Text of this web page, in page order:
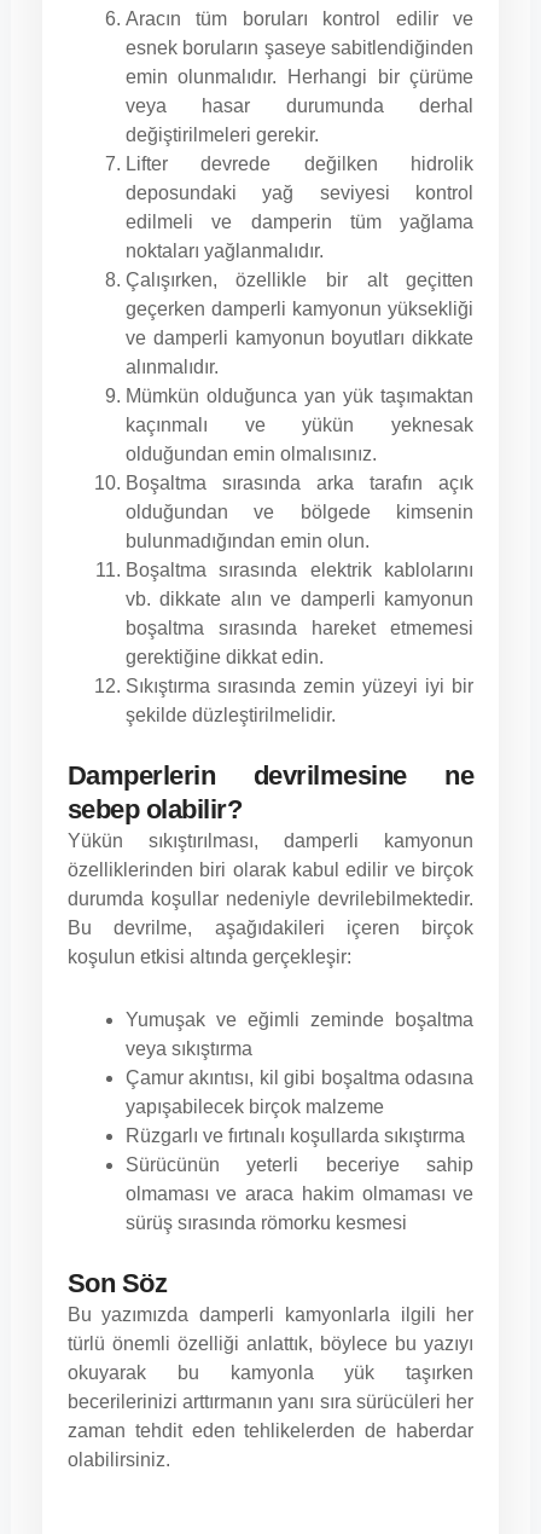
Aracın tüm boruları kontrol edilir ve
esnek boruların şaseye sabitlendiğinden
emin olunmalıdır. Herhangi bir çürüme
veya hasar durumunda derhal
değiştirilmeleri gerekir.
Lifter devrede değilken hidrolik
deposundaki yağ seviyesi kontrol
edilmeli ve damperin tüm yağlama
noktaları yağlanmalıdır.
Çalışırken, özellikle bir alt geçitten
geçerken damperli kamyonun yüksekliği
ve damperli kamyonun boyutları dikkate
alınmalıdır.
Mümkün olduğunca yan yük taşımaktan
kaçınmalı ve yükün yeknesak
olduğundan emin olmalısınız.
Boşaltma sırasında arka tarafın açık
olduğundan ve bölgede kimsenin
bulunmadığından emin olun.
Boşaltma sırasında elektrik kablolarını
vb. dikkate alın ve damperli kamyonun
boşaltma sırasında hareket etmemesi
gerektiğine dikkat edin.
Sıkıştırma sırasında zemin yüzeyi iyi bir
şekilde düzleştirilmelidir.
Damperlerin devrilmesine ne
sebep olabilir?
Yükün sıkıştırılması, damperli kamyonun
özelliklerinden biri olarak kabul edilir ve birçok
durumda koşullar nedeniyle devrilebilmektedir.
Bu devrilme, aşağıdakileri içeren birçok
koşulun etkisi altında gerçekleşir:
Yumuşak ve eğimli zeminde boşaltma
veya sıkıştırma
Çamur akıntısı, kil gibi boşaltma odasına
yapışabilecek birçok malzeme
Rüzgarlı ve fırtınalı koşullarda sıkıştırma
Sürücünün yeterli beceriye sahip
olmaması ve araca hakim olmaması ve
sürüş sırasında römorku kesmesi
Son Söz
Bu yazımızda damperli kamyonlarla ilgili her
türlü önemli özelliği anlattık, böylece bu yazıyı
okuyarak bu kamyonla yük taşırken
becerilerinizi arttırmanın yanı sıra sürücüleri her
zaman tehdit eden tehlikelerden de haberdar
olabilirsiniz.